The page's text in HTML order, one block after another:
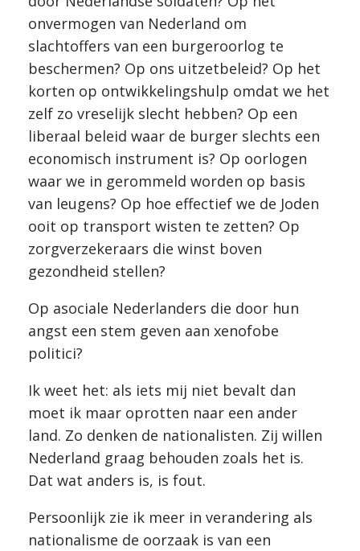
onvermogen van Nederland om
slachtoffers van een burgeroorlog te
beschermen? Op ons uitzetbeleid? Op het
korten op ontwikkelingshulp omdat we het
zelf zo vreselijk slecht hebben? Op een
liberaal beleid waar de burger slechts een
economisch instrument is? Op oorlogen
waar we in gerommeld worden op basis
van leugens? Op hoe effectief we de Joden
ooit op transport wisten te zetten? Op
zorgverzekeraars die winst boven
gezondheid stellen?
Op asociale Nederlanders die door hun
angst een stem geven aan xenofobe
politici?
Ik weet het: als iets mij niet bevalt dan
moet ik maar oprotten naar een ander
land. Zo denken de nationalisten. Zij willen
Nederland graag behouden zoals het is.
Dat wat anders is, is fout.
Persoonlijk zie ik meer in verandering als
nationalisme de oorzaak is van een